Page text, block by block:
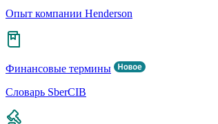
Опыт компании Henderson
Финансовые термины
Словарь SberCIB